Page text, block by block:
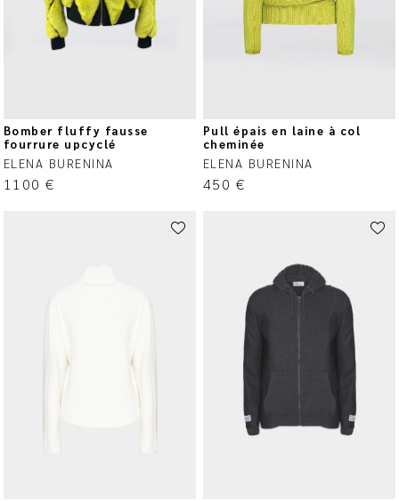
Bomber fluffy fausse
fourrure upcyclé
ELENA BURENINA
1100€
Pull épais en laine à col
cheminée
ELENA BURENINA
450 €